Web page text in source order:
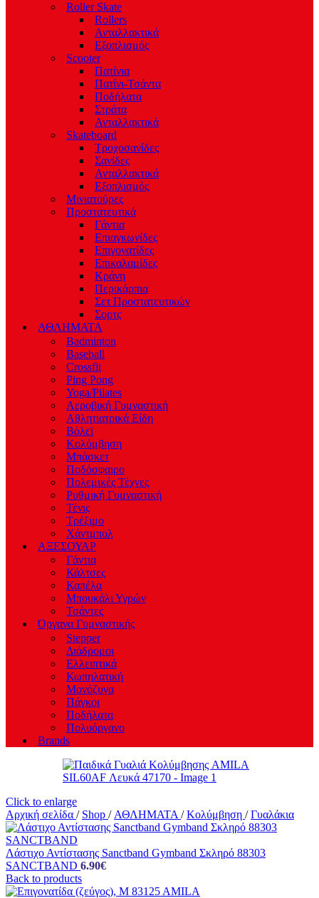
Roller Skate
Rollers
Ανταλλακτικά
Εξοπλισμός
Scooter
Πατίνια
Πατίνι-Τσάντα
Ποδήλατα
Στράτα
Ανταλλακτικά
Skateboard
Τροχοσανίδες
Σανίδες
Ανταλλακτικά
Εξοπλισμός
Μινιατούρες
Προστατευτικά
Γάντια
Επιαγκωνίδες
Επιγονατίδες
Επικαλαμίδες
Κράνη
Περικάρπια
Σετ Προστατευτικών
Σορτς
ΑΘΛΗΜΑΤΑ
Badminton
Baseball
Crossfit
Ping Pong
Yoga/Pilates
Αεροβική Γυμναστική
Αθλητιατρικά Είδη
Βόλεϊ
Κολύμβηση
Μπάσκετ
Ποδόσφαιρο
Πολεμικές Τέχνες
Ρυθμική Γυμναστική
Τένις
Τρέξιμο
Χάντμπολ
ΑΞΕΣΟΥΑΡ
Γάντια
Κάλτσες
Καπέλα
Μπουκάλι Υγρών
Τσάντες
Όργανα Γυμναστικής
Stepper
Διάδρομοι
Ελλειπτικά
Κωπηλατική
Μονόζυγα
Πάγκοι
Ποδήλατα
Πολυόργανο
Brands
Click to enlarge
Αρχική σελίδα / Shop / ΑΘΛΗΜΑΤΑ / Κολύμβηση / Γυαλάκια
Λάστιχο Αντίστασης Sanctband Gymband Σκληρό 88303
SANCTBAND 6.90€
Back to products